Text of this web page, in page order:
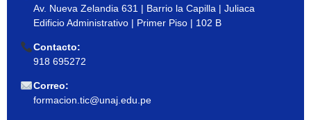
Av. Nueva Zelandia 631 | Barrio la Capilla | Juliaca
Edificio Administrativo | Primer Piso | 102 B
Contacto:
918 695272
Correo:
formacion.tic@unaj.edu.pe